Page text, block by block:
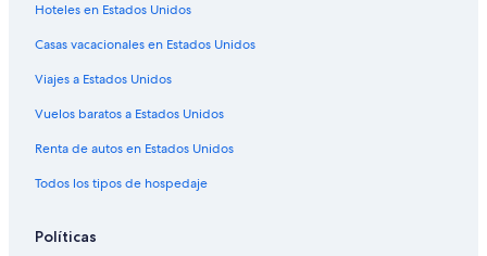
Hoteles con concierge en Aurora
Hoteles con spa en Aurora
Hoteles todo incluido en Aurora
Hoteles de ski en Aurora
Hoteles en la playa en Aurora
Hoteles familiares en Aurora
Hoteles baratos en Aurora
Hoteles en Estados Unidos
Casas vacacionales en Estados Unidos
Viajes a Estados Unidos
Vuelos baratos a Estados Unidos
Renta de autos en Estados Unidos
Todos los tipos de hospedaje
Políticas